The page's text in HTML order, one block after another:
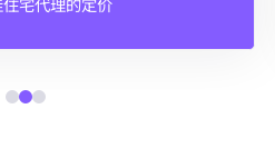
宅代理的定价